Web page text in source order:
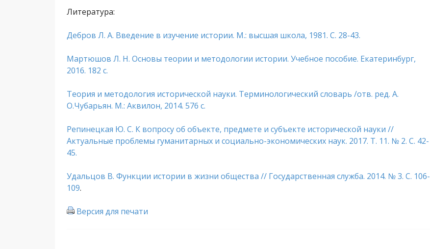
Литература:
Дебров Л. А. Введение в изучение истории. М.: высшая школа, 1981. С. 28-43.
Мартюшов Л. Н. Основы теории и методологии истории. Учебное пособие. Екатеринбург,
2016. 182 с.
Теория и методология исторической науки. Терминологический словарь /отв. ред. А.
О.Чубарьян. М.: Аквилон, 2014. 576 с.
Репинецкая Ю. С. К вопросу об объекте, предмете и субъекте исторической науки //
Актуальные проблемы гуманитарных и социально-экономических наук. 2017. Т. 11. № 2. С. 42-
45.
Удальцов В. Функции истории в жизни общества // Государственная служба. 2014. № 3. С. 106-
109.
Версия для печати